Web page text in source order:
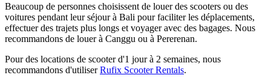
Beaucoup de personnes choisissent de louer des scooters ou des
voitures pendant leur séjour à Bali pour faciliter les déplacements,
effectuer des trajets plus longs et voyager avec des bagages. Nous
recommandons de louer à Canggu ou à Pererenan.
Pour des locations de scooter d'1 jour à 2 semaines, nous
recommandons d'utiliserRufix Scooter Rentals.